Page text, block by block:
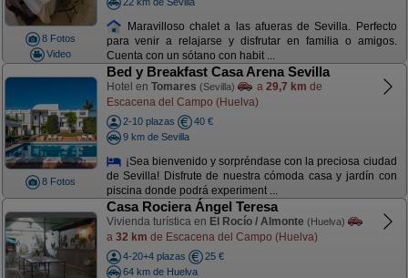
8 Fotos
Video
Maravilloso chalet a las afueras de Sevilla. Perfecto
para venir a relajarse y disfrutar en familia o amigos.
Cuenta con un sótano con habit ...
8 Fotos
Bed y Breakfast Casa Arena Sevilla
Hotel en Tomares (Sevilla) a 29,7 km de
Escacena del Campo (Huelva)
2-10 plazas
40 €
9 km de Sevilla
¡Sea bienvenido y sorpréndase con la preciosa ciudad
de Sevilla! Disfrute de nuestra cómoda casa y jardín con
piscina donde podrá experiment ...
Casa Rociera Ángel Teresa
Vivienda turística en El Rocío / Almonte (Huelva)
a 32 km de Escacena del Campo (Huelva)
4-20+4 plazas
25 €
64 km de Huelva